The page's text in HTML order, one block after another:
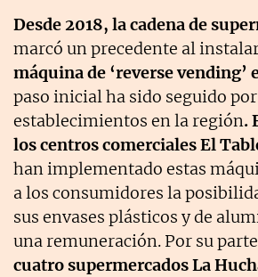
Desde 2018, la cadena de
marcó un precedente al
máquina de ‘reverse vending’
paso inicial ha sido seguido
establecimientos en la región.
los centros comerciales El
han implementado estas
a los consumidores la
sus envases plásticos y de
una remuneración. Por su
cuatro supermercados La